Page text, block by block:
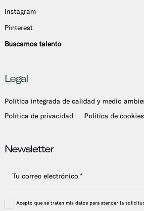
Instagram
Pinterest
Buscamos talento
Legal
Política integrada de calidad y medio
Política de privacidad
Política de cookies
Newsletter
Acepto que se traten mis datos para atender la